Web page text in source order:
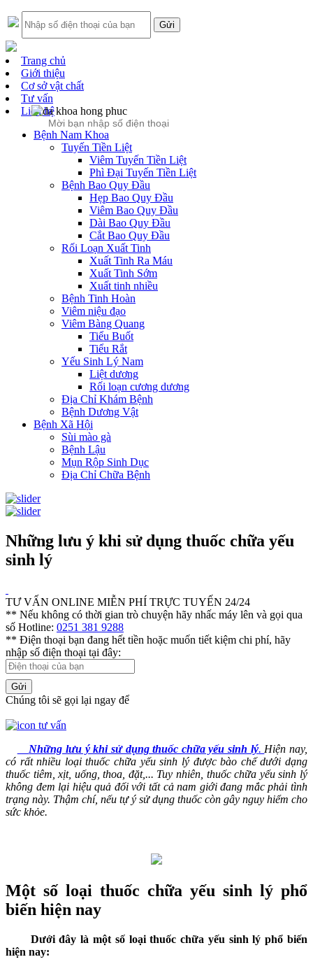
Trang chủ
Giới thiệu
Cơ sở vật chất
Tư vấn
Liên hệ
Bệnh Nam Khoa
Tuyến Tiền Liệt
Viêm Tuyến Tiền Liệt
Phì Đại Tuyến Tiền Liệt
Bệnh Bao Quy Đầu
Hẹp Bao Quy Đầu
Viêm Bao Quy Đầu
Dài Bao Quy Đầu
Cắt Bao Quy Đầu
Rối Loạn Xuất Tinh
Xuất Tinh Ra Máu
Xuất Tinh Sớm
Xuất tinh nhiều
Bệnh Tinh Hoàn
Viêm niệu đạo
Viêm Bàng Quang
Tiểu Buốt
Tiểu Rắt
Yếu Sinh Lý Nam
Liệt dương
Rối loạn cương dương
Địa Chỉ Khám Bệnh
Bệnh Dương Vật
Bệnh Xã Hội
Sùi mào gà
Bệnh Lậu
Mụn Rộp Sinh Dục
Địa Chỉ Chữa Bệnh
Những lưu ý khi sử dụng thuốc chữa yếu
sinh lý
TƯ VẤN ONLINE MIỄN PHÍ TRỰC TUYẾN 24/24
** Nếu không có thời gian trò chuyện hãy nhấc máy lên và gọi qua
số Hotline: 0251 381 9288
** Điện thoại bạn đang hết tiền hoặc muốn tiết kiệm chi phí, hãy
nhập số điện thoại tại đây:
Gửi
Chúng tôi sẽ gọi lại ngay để
Những lưu ý khi sử dụng thuốc chữa yếu sinh lý.Hiện nay,
có rất nhiều loại thuốc chữa yếu sinh lý được bào chế dưới dạng
thuốc tiêm, xịt, uống, thoa, đặt,... Tuy nhiên, thuốc chữa yếu sinh lý
không đem lại hiệu quả đối với tất cả nam giới đang mắc phải tình
trạng này. Thậm chí, nếu tự ý sử dụng thuốc còn gây nguy hiểm cho
sức khỏe.
Một số loại thuốc chữa yếu sinh lý phổ
biến hiện nay
Dưới đây là một số loại thuốc chữa yếu sinh lý phổ biến
hiện nay: